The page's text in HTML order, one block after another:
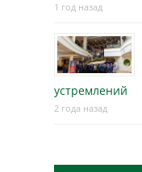
1 год назад
устремлений
2 года назад